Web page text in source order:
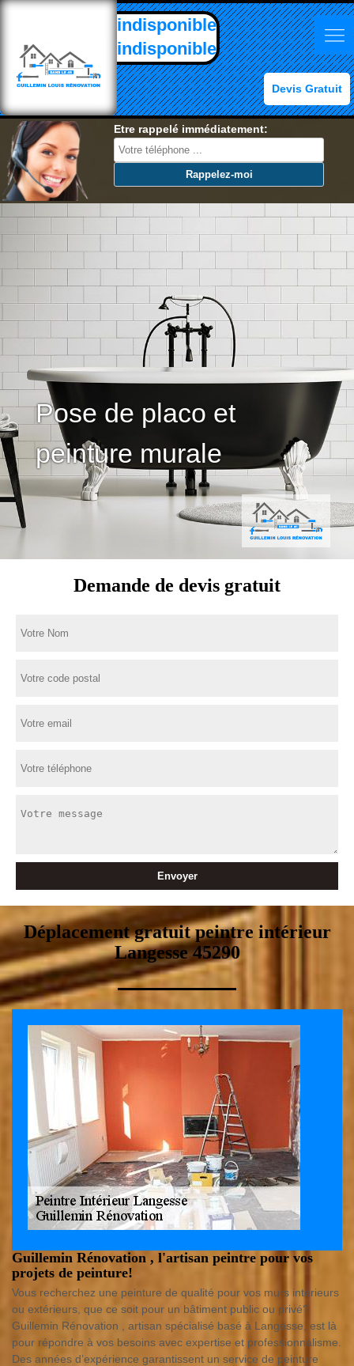
indisponible
indisponible
Devis Gratuit
Etre rappelé immédiatement:
Pose de placo et
peinture murale
Demande de devis gratuit
Déplacement gratuit peintre intérieur
Langesse 45290
Guillemin Rénovation , l'artisan peintre pour vos
projets de peinture!
Vous recherchez une peinture de qualité pour vos murs intérieurs
ou extérieurs, que ce soit pour un bâtiment public ou privé?
Guillemin Rénovation , artisan spécialisé basé à Langesse, est là
pour répondre à vos besoins avec expertise et professionnalisme.
Des années d’expérience garantissent un service de peinture